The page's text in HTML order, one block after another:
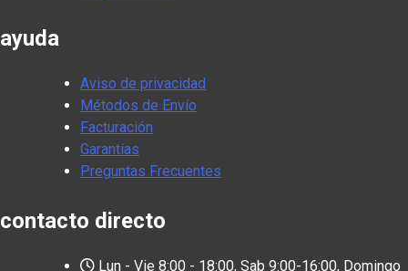
ayuda
Aviso de privacidad
Métodos de Envío
Facturación
Garantías
Preguntas Frecuentes
contacto directo
Lun - Vie 8:00 - 18:00, Sab 9:00-16:00, Domingo